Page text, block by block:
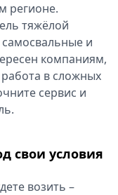
регионе.
тяжёлой
и
компаниям,
в сложных
сервис и
свои условия
возить –